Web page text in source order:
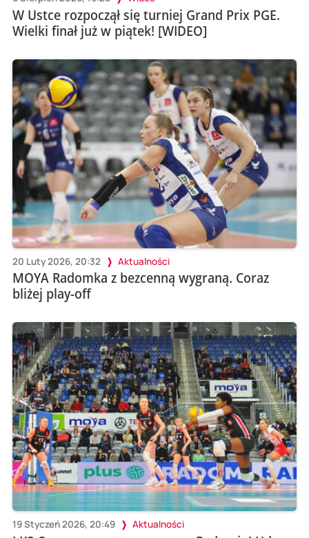
W Ustce rozpoczął się turniej Grand Prix PGE.
Wielki finał już w piątek! [WIDEO]
20 Luty 2026, 20:32 Aktualności
MOYA Radomka z bezcenną wygraną. Coraz
bliżej play-off
19 Styczeń 2026, 20:49 Aktualności